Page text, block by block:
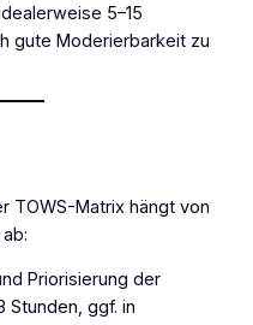
5–15
gute Moderierbarkeit zu
TOWS-Matrix hängt von
Priorisierung der
Stunden, ggf. in